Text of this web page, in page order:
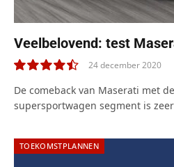
Veelbelovend: test
9.0
24 december 2020
De comeback van Maserati met
supersportwagen segment is
TOEKOMSTPLANNEN